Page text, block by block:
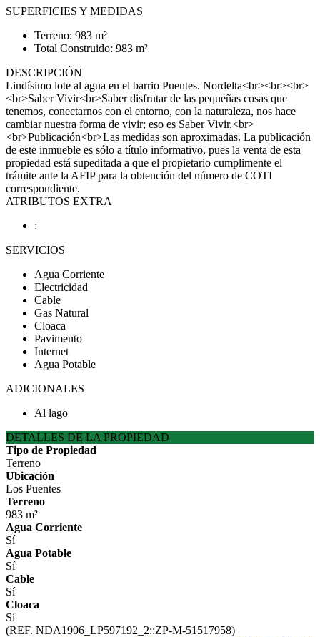
SUPERFICIES Y MEDIDAS
Terreno: 983 m²
Total Construido: 983 m²
DESCRIPCIÓN
Lindísimo lote al agua en el barrio Puentes. Nordelta<br><br><br>
<br>Saber Vivir<br>Saber disfrutar de las pequeñas cosas que
tenemos, conectarnos con el entorno, con la naturaleza, nos hace
cambiar nuestra forma de vivir; eso es Saber Vivir.<br>
<br>Publicación<br>Las medidas son aproximadas. La publicación
de este inmueble es sólo a título informativo, pues la venta de esta
propiedad está supeditada a que el propietario cumplimente el
trámite ante la AFIP para la obtención del número de COTI
correspondiente.
ATRIBUTOS EXTRA
:
SERVICIOS
Agua Corriente
Electricidad
Cable
Gas Natural
Cloaca
Pavimento
Internet
Agua Potable
ADICIONALES
Al lago
DETALLES DE LA PROPIEDAD
Tipo de Propiedad
Terreno
Ubicación
Los Puentes
Terreno
983 m²
Agua Corriente
Sí
Agua Potable
Sí
Cable
Sí
Cloaca
Sí
(REF. NDA1906_LP597192_2::ZP-M-51517958)